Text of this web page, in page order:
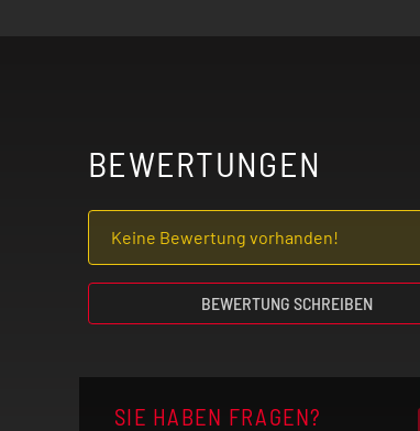
Falls du allergisch auf einen
Nutzung deinen Arzt.
Unsere Produkte sind keine
bitte an deinen Arzt oder
BEWERTUNGEN
Keine Bewertung vorhanden!
BEWERTUNG SCHREIBEN
SIE HABEN FRAGEN?